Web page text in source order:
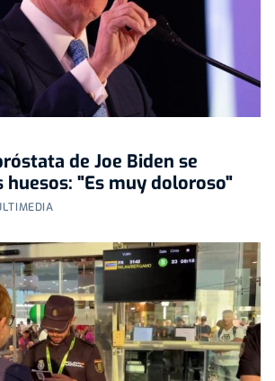
de Joe Biden se
huesos: "Es muy doloroso"